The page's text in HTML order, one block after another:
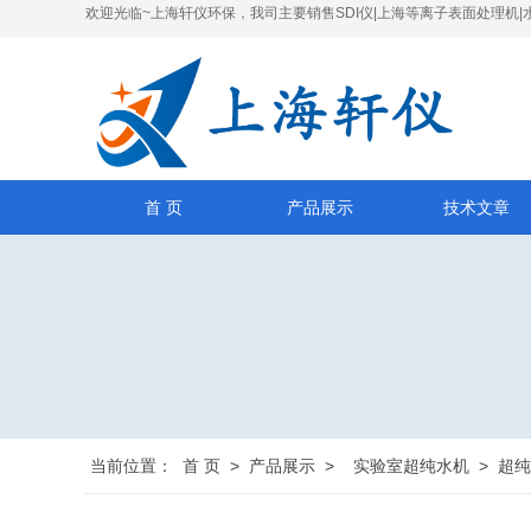
欢迎光临~上海轩仪环保，我司主要销售SDI仪|上海等离子表面处理机|
首 页 产品展示 技术文章
当前位置： 首 页 > 产品展示 > 实验室超纯水机 > 超